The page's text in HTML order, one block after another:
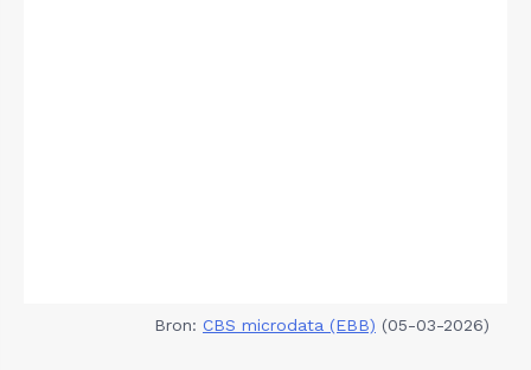
Bron: CBS microdata (EBB) (05-03-2026)